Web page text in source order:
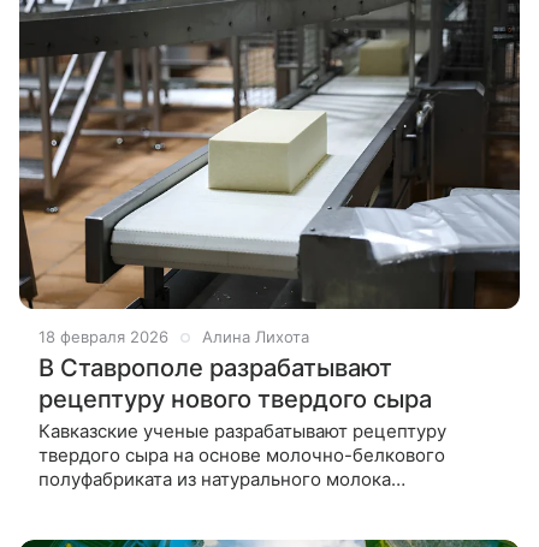
18 февраля 2026 Алина Лихота
В Ставрополе разрабатывают
рецептуру нового твердого сыра
Кавказские ученые разрабатывают рецептуру
твердого сыра на основе молочно-белкового
полуфабриката из натурального молока